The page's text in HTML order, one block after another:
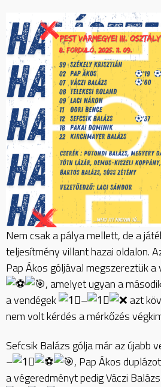
Nem csak a pálya mellett, de a
teljesítmény villant hazai oldalon.
Pap Ákos góljával megszereztük
, amelyet ugyan a
a vendégek
–
azt
nem volt kérdés a mérkőzés
Sefcsik Balázs gólja már az újabb
–
, Pap Ákos
a végeredményt pedig Váczi